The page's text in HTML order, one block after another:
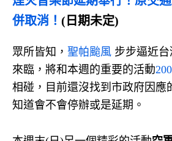
併取消！ (日期未定)
眾所皆知， 聖帕颱風 步步逼近
來臨，將和本週的重要的活動
相碰，目前還沒找到市政府因應
知道會不會停辦或是延期。